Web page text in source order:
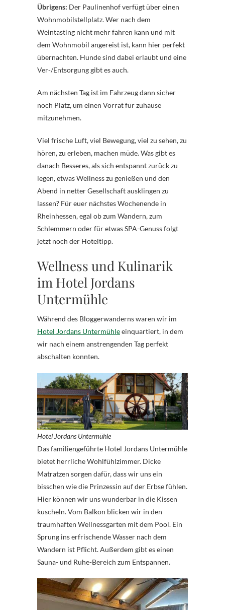
Übrigens: Der Paulinenhof verfügt über einen
Wohnmobilstellplatz. Wer nach dem
Weintasting nicht mehr fahren kann und mit
dem Wohnmobil angereist ist, kann hier perfekt
übernachten. Hunde sind dabei erlaubt und eine
Ver-/Entsorgung gibt es auch.
Am nächsten Tag ist im Fahrzeug dann sicher
noch Platz, um einen Vorrat für zuhause
mitzunehmen.
Viel frische Luft, viel Bewegung, viel zu sehen, zu
hören, zu erleben, machen müde. Was gibt es
danach Besseres, als sich entspannt zurück zu
legen, etwas Wellness zu genießen und den
Abend in netter Gesellschaft ausklingen zu
lassen? Für euer nächstes Wochenende in
Rheinhessen, egal ob zum Wandern, zum
Schlemmern oder für etwas SPA-Genuss folgt
jetzt noch der Hoteltipp.
Wellness und Kulinarik
im Hotel Jordans
Untermühle
Während des Bloggerwanderns waren wir im
Hotel Jordans Untermühleeinquartiert, in dem
wir nach einem anstrengenden Tag perfekt
abschalten konnten.
Hotel Jordans Untermühle
Das familiengeführte Hotel Jordans Untermühle
bietet herrliche Wohlfühlzimmer. Dicke
Matratzen sorgen dafür, dass wir uns ein
bisschen wie die Prinzessin auf der Erbse fühlen.
Hier können wir uns wunderbar in die Kissen
kuscheln. Vom Balkon blicken wir in den
traumhaften Wellnessgarten mit dem Pool. Ein
Sprung ins erfrischende Wasser nach dem
Wandern ist Pflicht. Außerdem gibt es einen
Sauna- und Ruhe-Bereich zum Entspannen.